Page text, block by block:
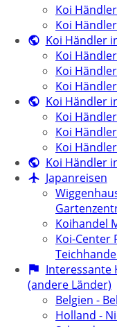
Koi
Koi
Koi Händler
Koi
Koi
Koi
Koi Händler
Koi
Koi
Koi
Koi Händler
Japanreisen
Koihandel
Koi-Center
Interessante
(andere Länder)
Belgien -
Holland -